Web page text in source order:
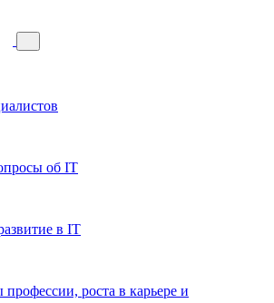
об IT
в IT
роста в карьере и